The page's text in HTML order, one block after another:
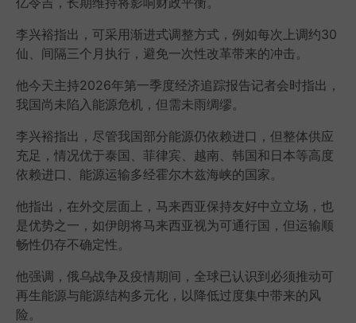
李兴裕指出，可采用渐进式调整方式，例如每次上调约30
仙、间隔三个月执行，避免一次性改革带来的冲击。
他今天主持2026年第一季度经济追踪报告记者会时指出，
我国尚未陷入能源危机，但需未雨绸缪。
李兴裕指出，尽管我国部分能源仍依赖进口，但整体供应
充足，情况优于泰国、菲律宾、越南、韩国和日本等高度
依赖进口、能源运输多经霍尔木兹海峡的国家。
他指出，在外交层面上，马来西亚保持友好中立立场，也
是优势之一，如伊朗将马来西亚视为可通行国，但运输顺
畅性仍存不确定性。
他强调，俄乌战争及疫情期间，全球已认识到必须推动可
再生能源与能源结构多元化，以降低过度集中带来的风
险。